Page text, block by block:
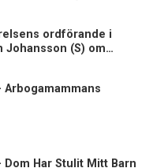
ordförande i
Johansson (S) om
Arbogamammans
Dom Har Stulit Mitt Barn